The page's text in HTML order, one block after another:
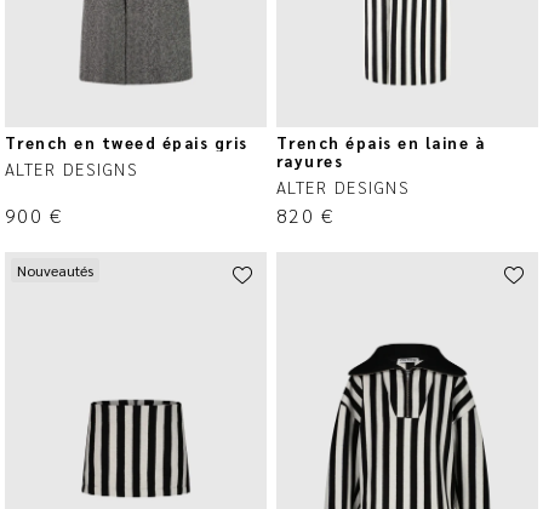
Trench en tweed épais gris
ALTER DESIGNS
900 €
Trench épais en laine à
rayures
ALTER DESIGNS
820 €
Nouveautés